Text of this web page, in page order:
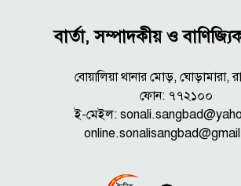
বার্তা, সম্পাদকীয় ও
বোয়ালিয়া থানার মোড়, ঘোড়ামারা,
ফোন: ৭৭২১০০
ই-মেইল: